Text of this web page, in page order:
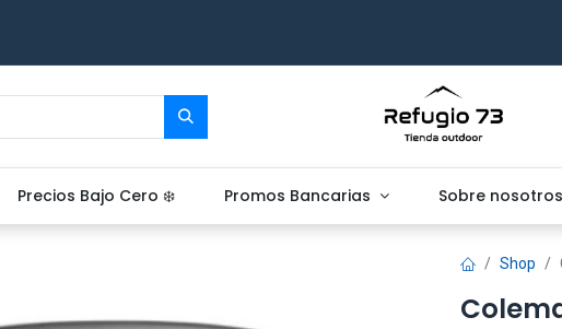
Precios Bajo Cero ❄️ Promos Bancarias Sobre nosotros
Shop